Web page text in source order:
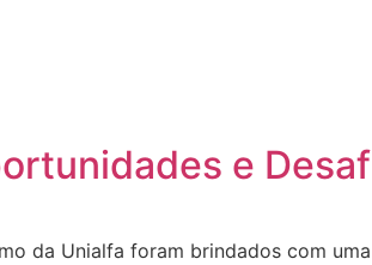
e
da Unialfa foram brindados com